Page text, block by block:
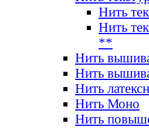
Нить
Нить
**
Нить
Нить
Нить
Нить Моно
Нить